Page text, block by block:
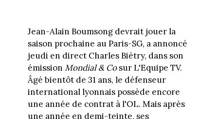
Jean-Alain Boumsong devrait jouer la
saison prochaine au Paris-SG, a annoncé
jeudi en direct Charles Biétry, dans son
émission Mondial & Cosur L'Equipe TV.
Âgé bientôt de 31 ans, le défenseur
international lyonnais possède encore
une année de contrat à l'OL. Mais après
une année en demi-teinte, ses